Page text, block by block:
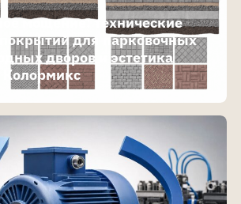
мощение: технические
для парковочных
дворов и эстетика
Колормикс